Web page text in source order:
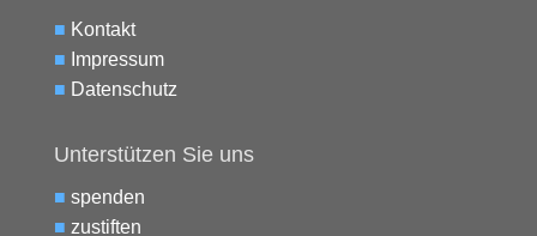
■ Kontakt
■ Impressum
■ Datenschutz
Unterstützen Sie uns
■ spenden
■ zustiften